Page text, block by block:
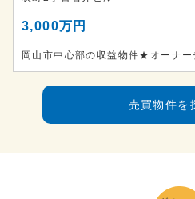
3,000万円
岡山市中心部の収益物件★オーナー
売買物件を